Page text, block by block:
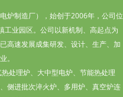
炉制造厂），始创于2006年，公司位
工业园区。公司以新机制、高起点为
高速发展成集研发、设计、生产、加
。
处理炉、大中型电炉、节能热处理
侧进批次淬火炉、多用炉、真空炉连